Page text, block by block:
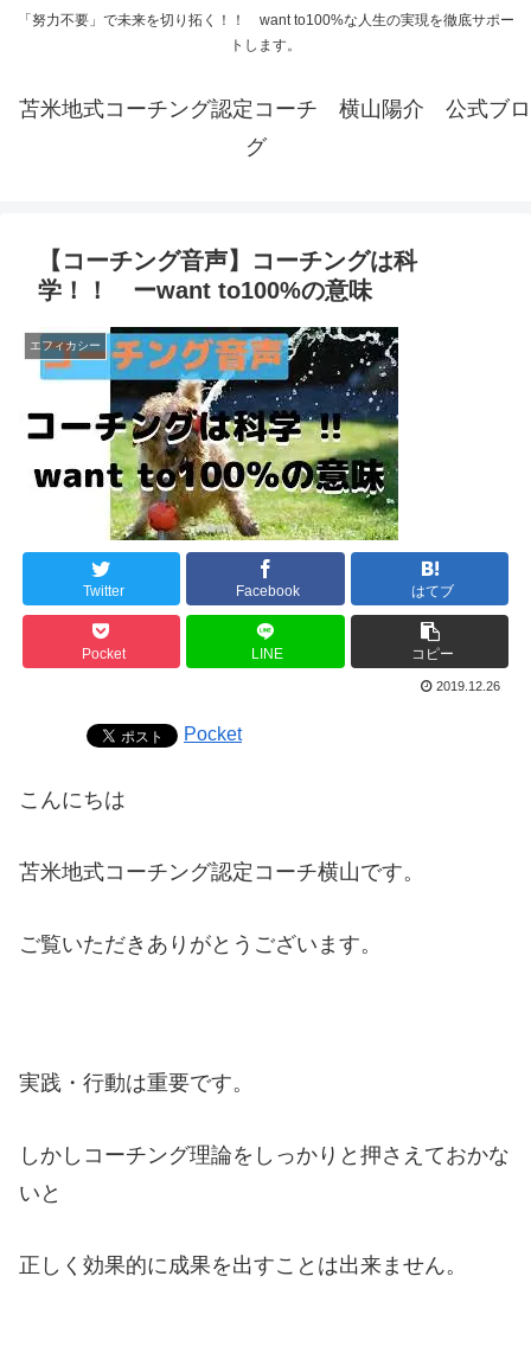
「努力不要」で未来を切り拓く！！ want to100%な人生の実現を徹底サポー
トします。
苫米地式コーチング認定コーチ 横山陽介 公式ブロ
グ
【コーチング音声】コーチングは科
学！！ ーwant to100%の意味
エフィカシー
Twitter Facebook はてブ
Pocket LINE コピー
2019.12.26
Pocket
こんにちは
苫米地式コーチング認定コーチ横山です。
ご覧いただきありがとうございます。
実践・行動は重要です。
しかしコーチング理論をしっかりと押さえておかな
いと
正しく効果的に成果を出すことは出来ません。